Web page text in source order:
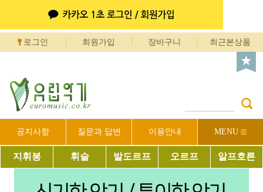
로그인 회원가입 장바구니 최근본상품
공지사항 질문과 답변 이용안내 MENU
지휘봉 휘슬 발도르프 오르프 알프호른